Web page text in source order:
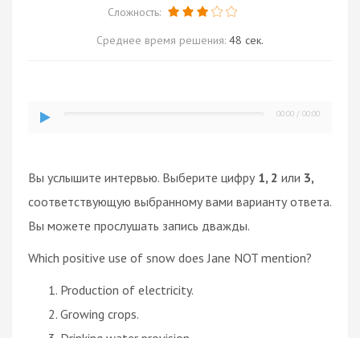
Сложность:
Среднее время решения: 48 сек.
00:00 / 00:00
Вы услышите интервью. Выберите цифру 1, 2 или 3,
соответствующую выбранному вами варианту ответа.
Вы можете прослушать запись дважды.
Which positive use of snow does Jane NOT mention?
Production of electricity.
Growing crops.